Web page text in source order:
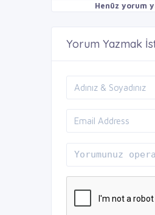
Henüz yorum
Yorum Yazmak